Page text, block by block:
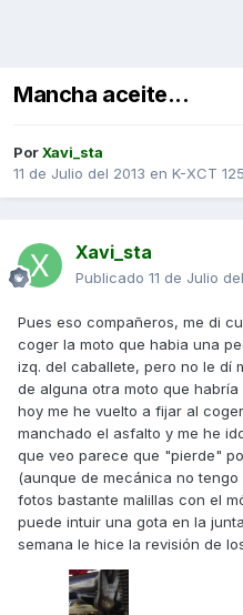
Mancha aceite...
PorXavi_sta
11 de Julio del 2013 en K-XCT 125
Xavi_sta
Publicado 11 de Julio
Pues eso compañeros, me di
coger la moto que habia una
izq. del caballete, pero no le dí
de alguna otra moto que
hoy me he vuelto a fijar al
manchado el asfalto y me he
que veo parece que "pierde"
(aunque de mecánica no tengo
fotos bastante malillas con el
puede intuir una gota en la
semana le hice la revisión de